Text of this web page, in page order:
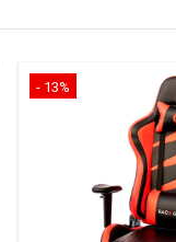
- 13%